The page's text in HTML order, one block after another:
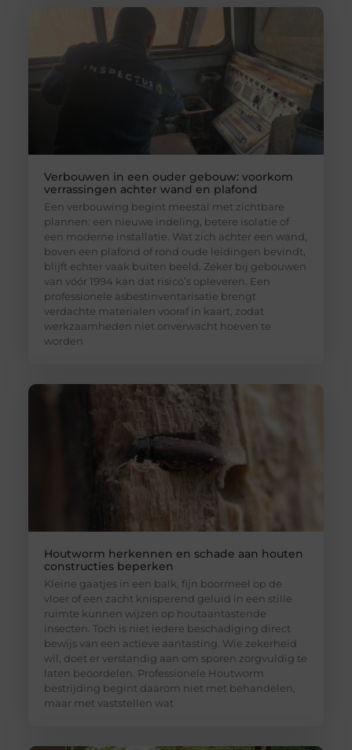
Verbouwen in een ouder gebouw: voorkom
verrassingen achter wand en plafond
Een verbouwing begint meestal met zichtbare
plannen: een nieuwe indeling, betere isolatie of
een moderne installatie. Wat zich achter een wand,
boven een plafond of rond oude leidingen bevindt,
blijft echter vaak buiten beeld. Zeker bij gebouwen
van vóór 1994 kan dat risico’s opleveren. Een
professionele asbestinventarisatie brengt
verdachte materialen vooraf in kaart, zodat
werkzaamheden niet onverwacht hoeven te
worden
Houtworm herkennen en schade aan houten
constructies beperken
Kleine gaatjes in een balk, fijn boormeel op de
vloer of een zacht knisperend geluid in een stille
ruimte kunnen wijzen op houtaantastende
insecten. Toch is niet iedere beschadiging direct
bewijs van een actieve aantasting. Wie zekerheid
wil, doet er verstandig aan om sporen zorgvuldig te
laten beoordelen. Professionele Houtworm
bestrijding begint daarom niet met behandelen,
maar met vaststellen wat